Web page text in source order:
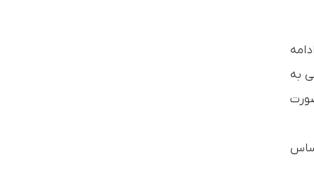
به